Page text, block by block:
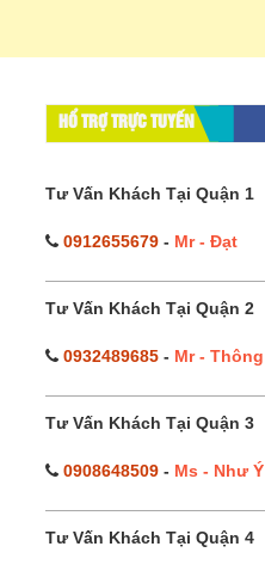
HỔ TRỢ TRỰC TUYẾN
Tư Vấn Khách Tại Quận 1
0912655679 - Mr - Đạt
Tư Vấn Khách Tại Quận 2
0932489685 - Mr - Thông
Tư Vấn Khách Tại Quận 3
0908648509 - Ms - Như Ý
Tư Vấn Khách Tại Quận 4